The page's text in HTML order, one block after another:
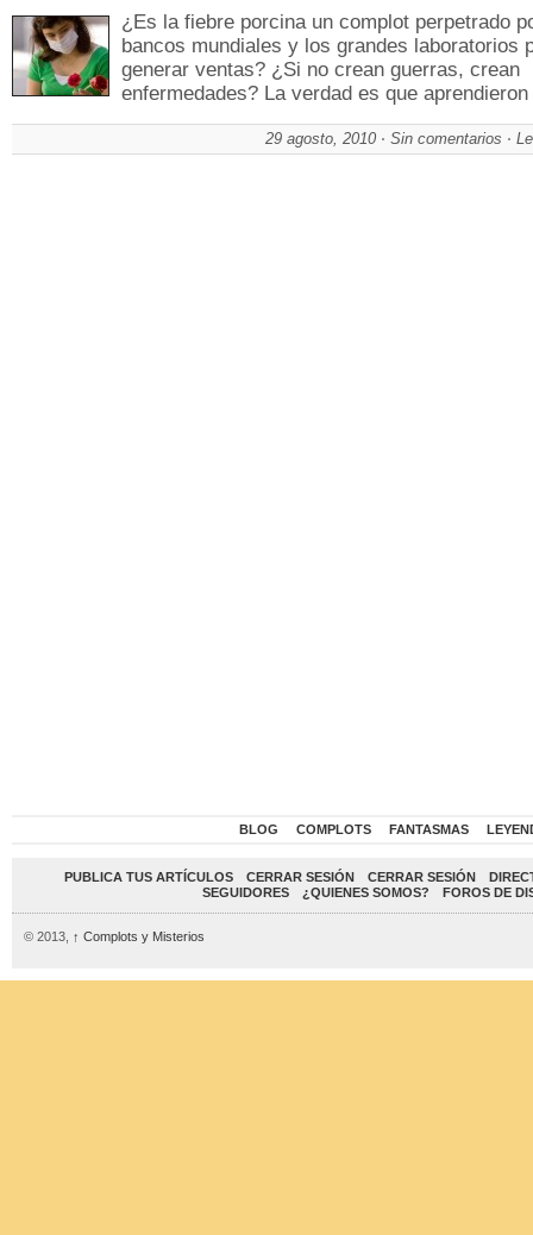
¿Es la fiebre porcina un complot perpetrado
bancos mundiales y los grandes laboratorios
generar ventas? ¿Si no crean guerras, crean
enfermedades? La verdad es que
29 agosto, 2010 Sin comentarios
BLOG COMPLOTS FANTASMAS
PUBLICA TUS ARTÍCULOS CERRAR SESIÓN CERRAR SESIÓN
SEGUIDORES
¿QUIENES SOMOS? FOROS DE
© 2013, ↑ Complots y Misterios